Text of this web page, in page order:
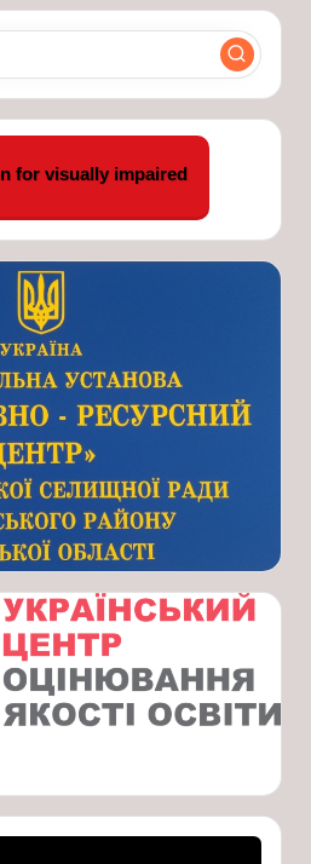
for visually impaired